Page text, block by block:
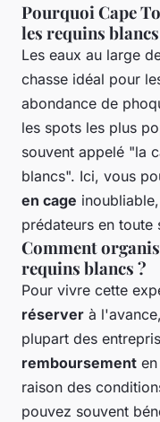
Pourquoi Cape
les requins
Les eaux au large
chasse idéal pour
abondance de
les spots les plus
souvent appelé "la
blancs". Ici, vous
en cage
prédateurs en toute
Comment
requins blancs ?
Pour vivre cette
réserver à
plupart des
remboursement
raison des
pouvez souvent